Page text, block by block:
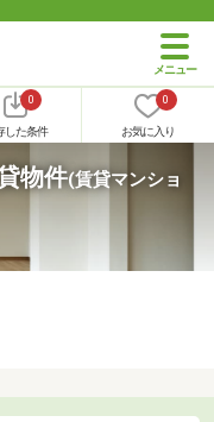
0
した条件
0
お気に入り
物件(賃貸マンショ